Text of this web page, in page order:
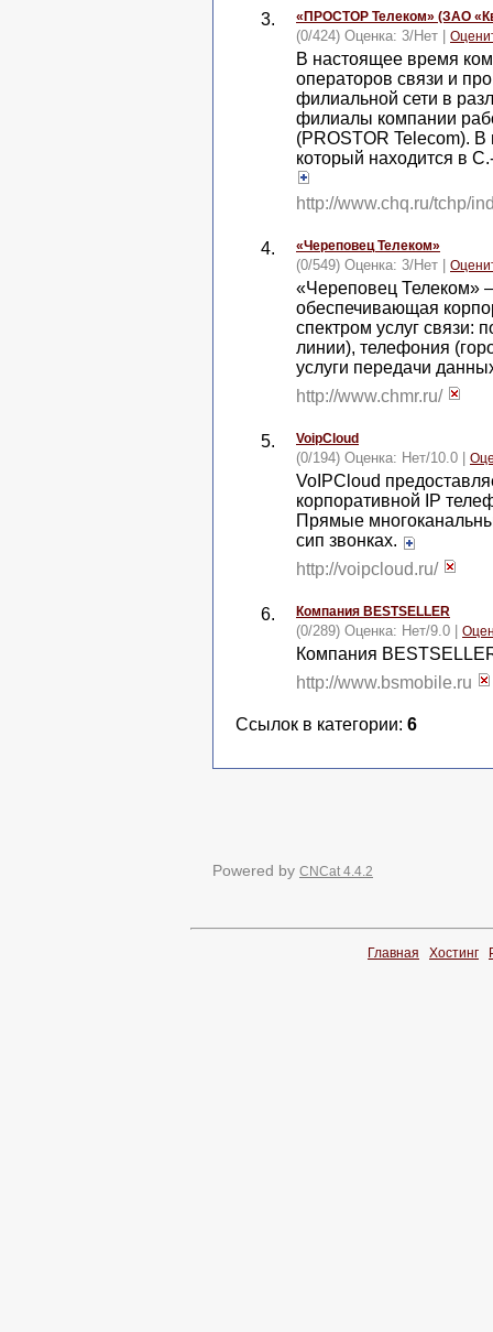
3. «ПРОСТОР Телеком» (ЗАО
(0/424) Оценка: 3/Нет
В настоящее время
операторов связи и
филиальной сети в
филиалы компании
(PROSTOR Telecom).
который находится в
http://www.chq.ru/tchp/
4. «Череповец Телеком»
(0/549) Оценка: 3/Нет
«Череповец Телеком»
обеспечивающая
спектром услуг связи:
линии), телефония
услуги передачи
http://www.chmr.ru/
5. VoipCloud
(0/194) Оценка: Нет/10.0
VoIPCloud
корпоративной IP
Прямые
сип звонках.
http://voipcloud.ru/
6. Компания BESTSELLER
(0/289) Оценка: Нет/9.0
Компания
http://www.bsmobile.ru
Ссылок в категории: 6
Powered by CNCat 4.4.2
Главная Хостинг